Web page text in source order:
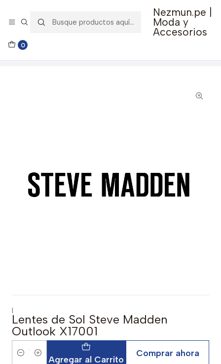
Nezmun.pe |
Moda y
Accesorios
0
🚚 Envío GRATIS por compras mayores a S/ 150
|
Lentes de Sol Steve Madden
Outlook X17001
Cantidad Agregar al Carrito
Comprar ahora